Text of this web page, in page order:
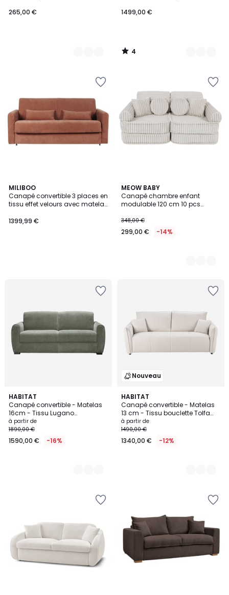
265,00 €
1499,00 €
4
/
MILIBOO
Canapé convertible 3 places en
tissu effet velours avec matelas
1399,99 €
MEOW BABY
Canapé chambre enfant
modulable 120 cm 10 pcs
348,00 €
299,00 € -14%
6
Couleurs
HABITAT
Canapé convertible - Matelas
16cm - Tissu Lugano
CANBERRA
à partir de
1890,00 €
1590,00 € -16%
2
Couleurs
Nouveau
HABITAT
Canapé convertible - Matelas
13 cm - Tissu bouclette Tolfa
BOSTON
à partir de
1490,00 €
1340,00 € -12%
4
Couleurs